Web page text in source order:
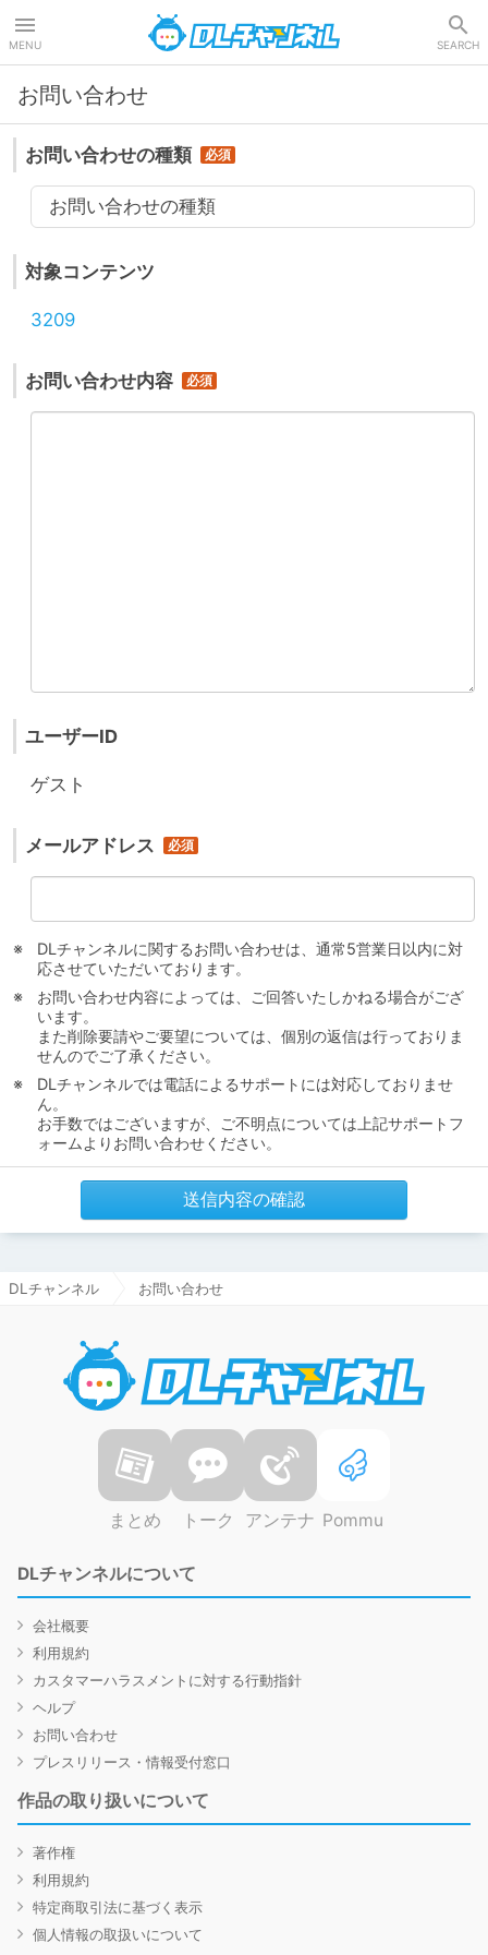
MENU SEARCH
お問い合わせ
お問い合わせの種類
お問い合わせの種類
対象コンテンツ
3209
お問い合わせ内容
ユーザーID
ゲスト
メールアドレス
DLチャンネルに関するお問い合わせは、通常5営業日以内に対
応させていただいております。
お問い合わせ内容によっては、ご回答いたしかねる場合がござ
います。
また削除要請やご要望については、個別の返信は行っておりま
せんのでご了承ください。
DLチャンネルでは電話によるサポートには対応しておりませ
ん。
お手数ではございますが、ご不明点については上記サポートフ
ォームよりお問い合わせください。
送信内容の確認
DLチャンネル お問い合わせ
まとめ トーク アンテナ Pommu
DLチャンネルについて
会社概要
利用規約
カスタマーハラスメントに対する行動指針
ヘルプ
お問い合わせ
プレスリリース・情報受付窓口
作品の取り扱いについて
著作権
利用規約
特定商取引法に基づく表示
個人情報の取扱いについて